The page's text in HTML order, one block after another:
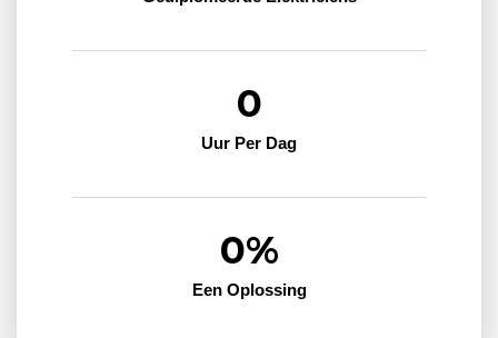
Uur Per Dag
0
Een Oplossing
0%